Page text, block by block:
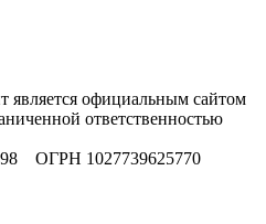
является официальным сайтом
ответственностью
ОГРН 1027739625770